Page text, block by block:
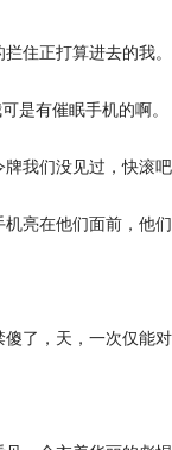
正打算进去的我。
催眠手机的啊。
们没见过，快滚吧
在他们面前，他们
，天，一次仅能对